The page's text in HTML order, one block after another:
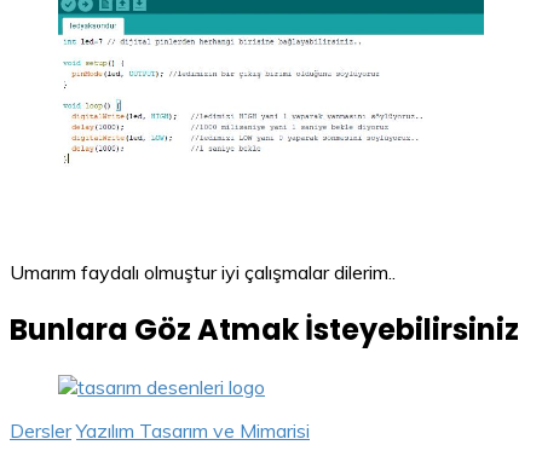
Umarım faydalı olmuştur iyi çalışmalar dilerim..
Bunlara Göz Atmak İsteyebilirsiniz
Dersler Yazılım Tasarım ve Mimarisi